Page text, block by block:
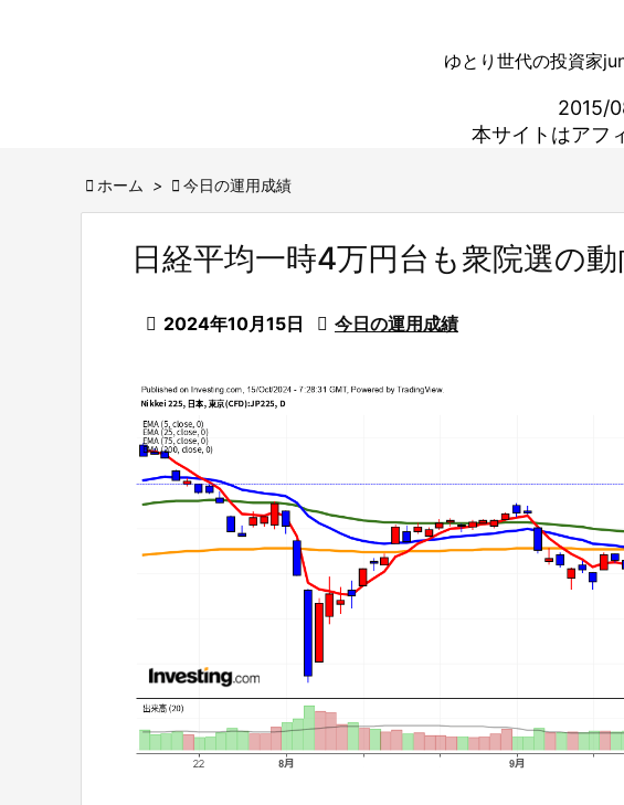
ゆとり世代の投資家
2015/
本サイトはアフ
 ホーム >  今日の運用成績
日経平均一時4万円台も衆院選の
 2024年10月15日  今日の運用成績